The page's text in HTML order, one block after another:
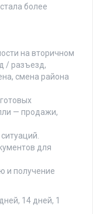
более
на вторичном
/ разъезд,
смена района
— продажи,
для
и получение
14 дней, 1